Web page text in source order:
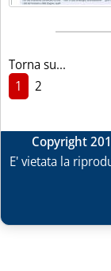
Torna su...
1
2
Copyright
E' vietata la